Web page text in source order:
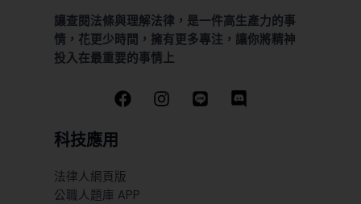
讓查閱法條與理解法律，是一件高生產力的事
情，花更少時間，擁有更多專注，讓你將精神
投入在最重要的事情上
科技應用
法律人網頁版
公職人題庫 APP